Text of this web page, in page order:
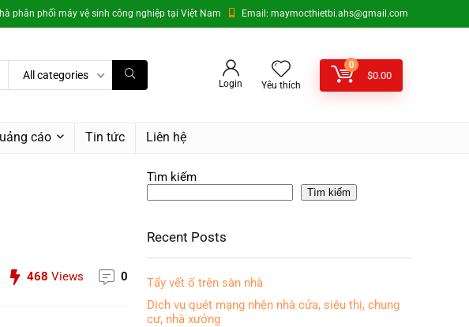
phân phối máy vệ sinh công nghiệp tại Việt Nam Email: maymocthietbi.ahs@gmail.com
All categories
Login Yêu thích
0
$0.00
cáo Tin tức Liên hệ
468 Views 0
Tìm kiếm
Tìm kiếm
Recent Posts
Tẩy vết ố trên sàn nhà
Dịch vụ quét mạng nhện nhà cửa, siêu thị, chung
cư, nhà xưởng